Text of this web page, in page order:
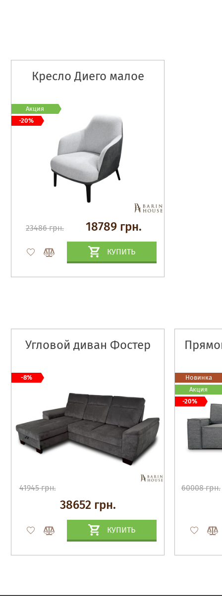
Кресло Диего малое
23486 грн. 18789 грн.
КУПИТЬ
Акция
-20%
Угловой диван Фостер
41945 грн.
38652 грн.
КУПИТЬ
-8%
60008 грн.
Новинка
Акция
-20%